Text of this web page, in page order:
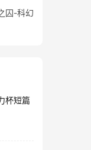
囚-科幻
杯短篇